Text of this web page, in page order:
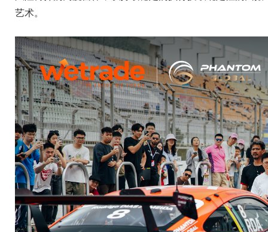
艺术。